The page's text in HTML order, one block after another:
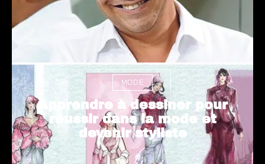
MODE
Apprendre à dessiner pour
réussir dans la mode et
devenir styliste